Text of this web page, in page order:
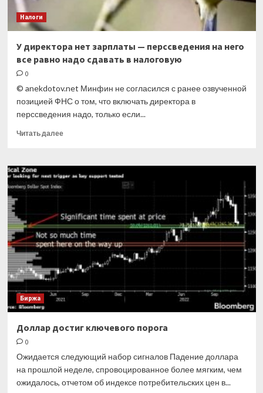
соцстрахование
Налоги
У директора нет зарплаты — перссведения на него
все равно надо сдавать в налоговую
0
© anekdotov.net Минфин не согласился с ранее озвученной
позицией ФНС о том, что включать директора в
перссведения надо, только если...
Читать далееПрочитать
У
директора
перссведения
на
него
равно
надо
в
Биржа
Доллар достиг ключевого порога
0
Ожидается следующий набор сигналов Падение доллара
на прошлой неделе, спровоцированное более мягким, чем
ожидалось, отчетом об индексе потребительских цен в...